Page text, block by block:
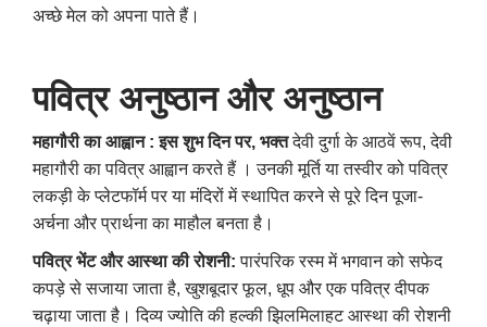
अच्छे मेल को अपना पाते हैं।
पवित्र अनुष्ठान और अनुष्ठान
महागौरी का आह्वान :इस शुभ दिन पर, भक्तदेवी दुर्गा के आठवें रूप, देवी
महागौरी का पवित्र आह्वान करते हैं । उनकी मूर्ति या तस्वीर को पवित्र
लकड़ी के प्लेटफॉर्म पर या मंदिरों में स्थापित करने से पूरे दिन पूजा-
अर्चना और प्रार्थना का माहौल बनता है।
पवित्र भेंट और आस्था की रोशनी:पारंपरिक रस्म में भगवान को सफेद
कपड़े से सजाया जाता है, खुशबूदार फूल, धूप और एक पवित्र दीपक
चढ़ाया जाता है। दिव्य ज्योति की हल्की झिलमिलाहट आस्था की रोशनी